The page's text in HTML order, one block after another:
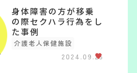
身体障害の方が移乗
の際セクハラ行為をし
た事例
介護老人保健施設
2024.09.25